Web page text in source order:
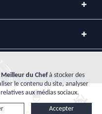
- Tous droits réservés.
Plat-Net inscrite au registre du commerce RCS
Meilleur du Chefà stocker des
le contenu du site, analyser
aux médias sociaux.
Accepter